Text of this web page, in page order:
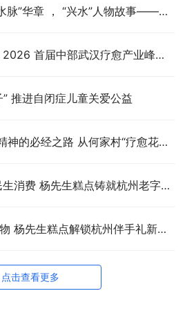
”华章 ， “兴水”人物故事——孙文章
部武汉疗愈产业峰会暨产业链展正式启动招展
推进自闭症儿童关爱公益
路 从何家村“疗愈花园”看乡村发展的精神跃迁
费 杨先生糕点铸就杭州老字号新口碑
先生糕点解锁杭州伴手礼新范式
点击查看更多